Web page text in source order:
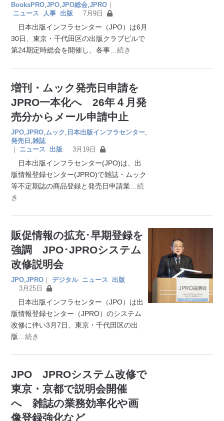
BooksPRO ,JPO ,JPO総会 ,JPRO ｜
ニュース
人事 出版 7月9日
日本出版インフラセンター（JPO）は6月
30日、東京・千代田区の出版クラブビルで
第24期定時総会を開催し、各事 …続き
増刊・ムック発売日申請を
JPRO一本化へ 26年４月発
売分からメール申請中止
JPO ,JPRO ムック 日本出版インフラセンター
発売日 ,雑誌
｜
ニュース 出版 3月19日
日本出版インフラセンター(JPO)は、出
版情報登録センター(JPRO)で雑誌・ムック
等不定期誌の商品登録と発売日申請業 …続
き
販促情報の拡充･早期登録を
強調 JPO･JPROシステム
改修説明会
JPO ,JPRO ｜ デジタル ニュース
出版
3月25日
日本出版インフラセンター（JPO）は出
版情報登録センター（JPRO）のシステム
改修に伴い3月7日、東京・千代田区の出
版 …続き
JPO JPROシステム改修で
東京・京都で説明会開催
へ 雑誌の業務効率化や画
像登録強化など